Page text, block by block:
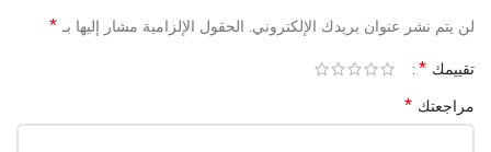
السرعات 2 سرعات
إعدادات الحرارة
لن يتم نشر عنوان بريدك الإلكتروني. الحقول الإلزامية مشار إليها بـ *
تقييمك *
مراجعتك *